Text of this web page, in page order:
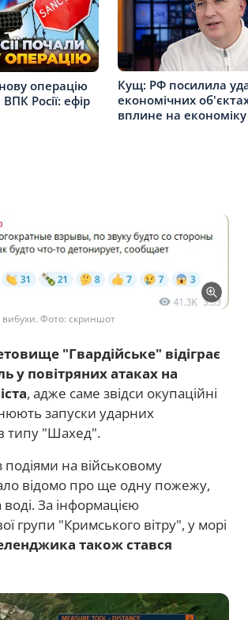
операцію
Росії: ефір
Кущ: РФ посилила
економічних
вплине на
Фото: скриншот
"Гвардійське" відіграє
у повітряних атаках на
, адже саме звідси окупаційні
запуски ударних
типу "Шахед".
на військовому
відомо про ще одну пожежу,
За інформацією
групи "Кримського вітру", у морі
також стався